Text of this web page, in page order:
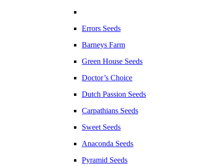
Errors Seeds
Barneys Farm
Green House Seeds
Doctor’s Choice
Dutch Passion Seeds
Carpathians Seeds
Sweet Seeds
Anaconda Seeds
Pyramid Seeds